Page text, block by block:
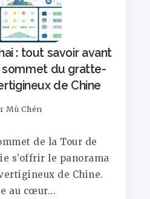
: tout savoir avant
du gratte-
de Chine
Mù Chén
de la Tour de
s’offrir le panorama
de Chine.
au cœur...